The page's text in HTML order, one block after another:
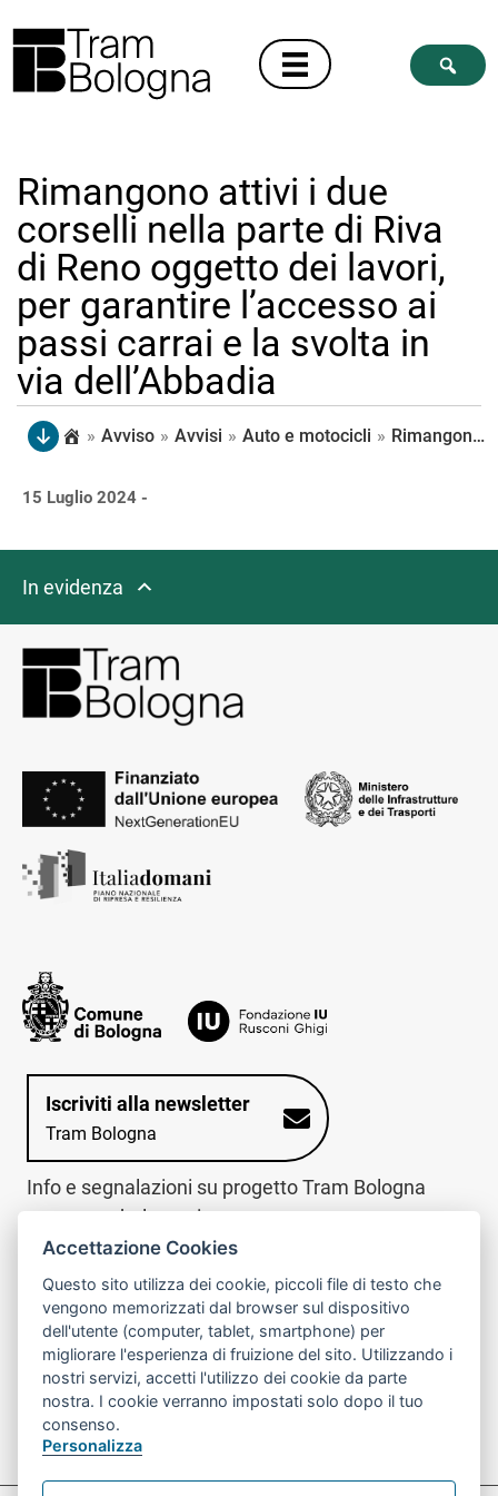
Rimangono attivi i due
corselli nella parte di Riva
di Reno oggetto dei lavori,
per garantire l’accesso ai
passi carrai e la svolta in
via dell’Abbadia
» Avviso » Avvisi » Auto e motocicli » Rimangono attivi i due corselli nella parte di Riva di Reno oggetto dei lavori, per garantire l’accesso ai passi carrai e la svolta in via dell’Abbadia
15 Luglio 2024 -
In evidenza
Iscriviti alla newsletter
Tram Bologna
Info e segnalazioni su progetto Tram Bologna
www.trambologna.it
trova infopoint sulla mappa interattiva
Trova l'infopoint
più vicino
telefona al call center
Chiama il call
center
800078611
Contatto cantiere per emergenze nei giorni festivi
o nelle ore notturne:366 65 36 063
Accettazione Cookies
Questo sito utilizza dei cookie, piccoli file di testo che
vengono memorizzati dal browser sul dispositivo
dell'utente (computer, tablet, smartphone) per
migliorare l'esperienza di fruizione del sito. Utilizzando i
nostri servizi, accetti l'utilizzo dei cookie da parte
nostra. I cookie verranno impostati solo dopo il tuo
consenso.
Personalizza